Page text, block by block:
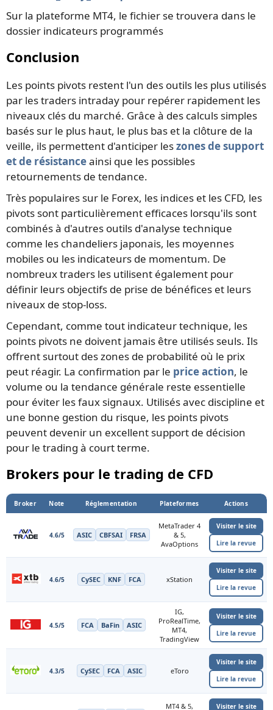
Sur la plateforme MT4, le fichier se trouvera dans le
dossier indicateurs programmés
Conclusion
Les points pivots restent l'un des outils les plus utilisés
par les traders intraday pour repérer rapidement les
niveaux clés du marché. Grâce à des calculs simples
basés sur le plus haut, le plus bas et la clôture de la
veille, ils permettent d'anticiper leszones de support
et de résistanceainsi que les possibles
retournements de tendance.
Très populaires sur le Forex, les indices et les CFD, les
pivots sont particulièrement efficaces lorsqu'ils sont
combinés à d'autres outils d'analyse technique
comme les chandeliers japonais, les moyennes
mobiles ou les indicateurs de momentum. De
nombreux traders les utilisent également pour
définir leurs objectifs de prise de bénéfices et leurs
niveaux de stop-loss.
Cependant, comme tout indicateur technique, les
points pivots ne doivent jamais être utilisés seuls. Ils
offrent surtout des zones de probabilité où le prix
peut réagir. La confirmation par le price action, le
volume ou la tendance générale reste essentielle
pour éviter les faux signaux. Utilisés avec discipline et
une bonne gestion du risque, les points pivots
peuvent devenir un excellent support de décision
pour le trading à court terme.
Brokers pour le trading de CFD
Broker Note Réglementation Plateformes Actions
4.6/5 ASIC CBFSAI FRSA
MetaTrader 4
& 5,
AvaOptions
Visiter le site
Lire la revue
4.6/5 CySEC KNF FCA xStation
Visiter le site
Lire la revue
4.5/5 FCA BaFin ASIC
IG,
ProRealTime,
MT4,
TradingView
Visiter le site
Lire la revue
4.3/5 CySEC FCA ASIC eToro
Visiter le site
Lire la revue
MT4 & 5,
Visiter le site